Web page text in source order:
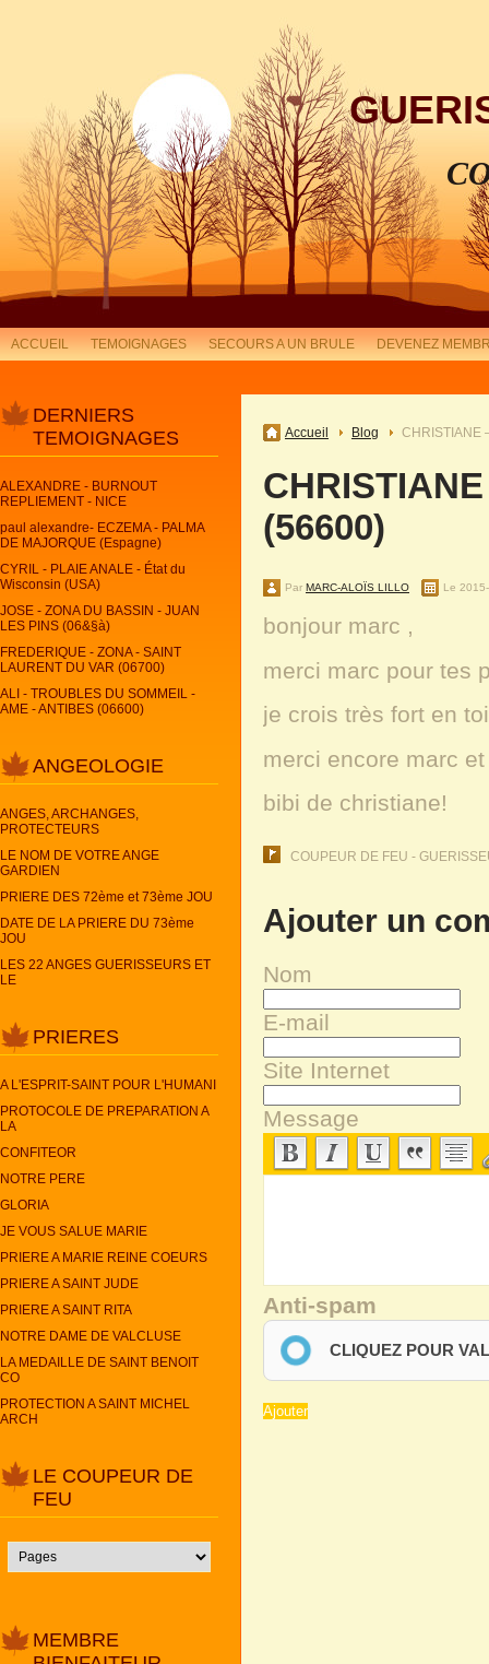
ACCUEIL TEMOIGNAGES SECOURS A UN BRULE DEVENEZ
DERNIERS
TEMOIGNAGES
ALEXANDRE - BURNOUT
REPLIEMENT - NICE
paul alexandre- ECZEMA - PALMA
DE MAJORQUE (Espagne)
CYRIL - PLAIE ANALE - État du
Wisconsin (USA)
JOSE - ZONA DU BASSIN - JUAN
LES PINS (06&§à)
FREDERIQUE - ZONA - SAINT
LAURENT DU VAR (06700)
ALI - TROUBLES DU SOMMEIL -
AME - ANTIBES (06600)
ANGEOLOGIE
ANGES, ARCHANGES,
PROTECTEURS
LE NOM DE VOTRE ANGE
GARDIEN
PRIERE DES 72ème et 73ème JOU
DATE DE LA PRIERE DU 73ème
JOU
LES 22 ANGES GUERISSEURS ET
LE
PRIERES
A L'ESPRIT-SAINT POUR L'HUMANI
PROTOCOLE DE PREPARATION A
LA
CONFITEOR
NOTRE PERE
GLORIA
JE VOUS SALUE MARIE
PRIERE A MARIE REINE COEURS
PRIERE A SAINT JUDE
PRIERE A SAINT RITA
NOTRE DAME DE VALCLUSE
LA MEDAILLE DE SAINT BENOIT
CO
PROTECTION A SAINT MICHEL
ARCH
LE COUPEUR DE
FEU
MEMBRE
Accueil Blog CHRISTIANE
(56600)
Par MARC-ALOÏS LILLO Le
bonjour marc ,
merci marc pour tes
je crois très fort en
merci encore marc
bibi de christiane!
COUPEUR DE FEU -
Ajouter un
Nom
E-mail
Site Internet
Message
Anti-spam
CLIQUEZ POUR